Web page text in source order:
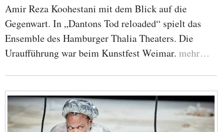
Amir Reza Koohestani mit dem Blick auf die
Gegenwart. In „Dantons Tod reloaded“ spielt das
Ensemble des Hamburger Thalia Theaters. Die
Uraufführung war beim Kunstfest Weimar. mehr…